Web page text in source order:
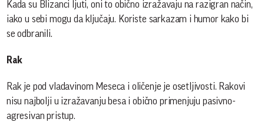
Kada su Blizanci ljuti, oni to obično izražavaju na razigran način,
iako u sebi mogu da ključaju. Koriste sarkazam i humor kako bi
se odbranili.
Rak
Rak je pod vladavinom Meseca i oličenje je osetljivosti. Rakovi
nisu najbolji u izražavanju besa i obično primenjuju pasivno-
agresivan pristup.